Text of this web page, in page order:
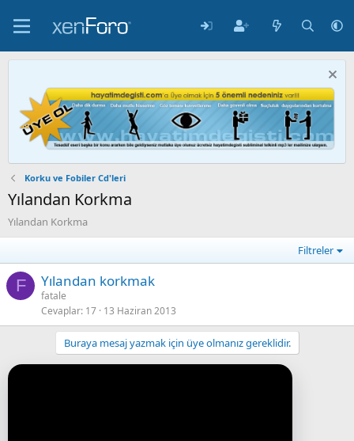
Korku ve Fobiler Cd'leri
Yılandan Korkma
Yılandan Korkma
Filtreler
F Yılandan korkmak
fatale
Cevaplar 17 13 Haziran 2013
Buraya mesaj yazmak için üye olmanız gereklidir.